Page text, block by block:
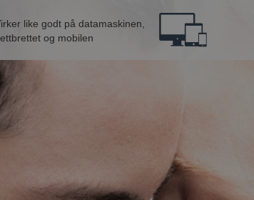
like godt på datamaskinen,
og mobilen